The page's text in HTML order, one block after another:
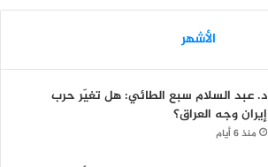
الأشهر
د. عبد السلام سبع الطائي: هل تغيّر حرب
إيران وجه العراق؟
منذ 6 أيام